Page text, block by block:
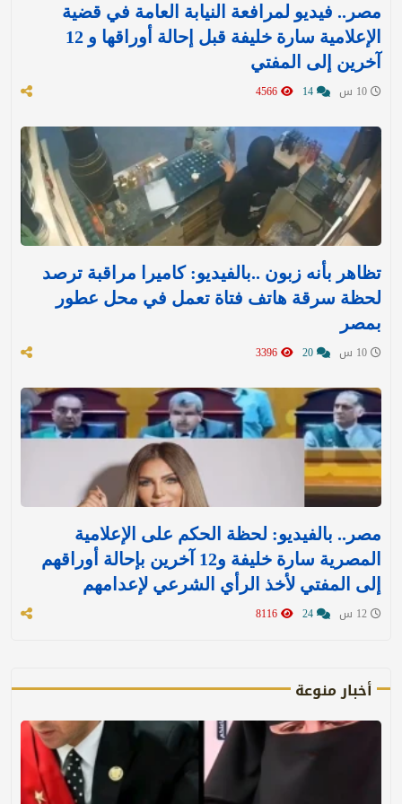
مصر.. فيديو لمرافعة النيابة العامة في قضية
الإعلامية سارة خليفة قبل إحالة أوراقها و 12
آخرين إلى المفتي
تظاهر بأنه زبون ..بالفيديو: كاميرا مراقبة ترصد
لحظة سرقة هاتف فتاة تعمل في محل عطور
بمصر
مصر.. بالفيديو: لحظة الحكم على الإعلامية
المصرية سارة خليفة و12 آخرين بإحالة أوراقهم
إلى المفتي لأخذ الرأي الشرعي لإعدامهم
أخبار منوعة